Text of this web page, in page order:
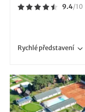
9.4/10
Rychlépředstavení